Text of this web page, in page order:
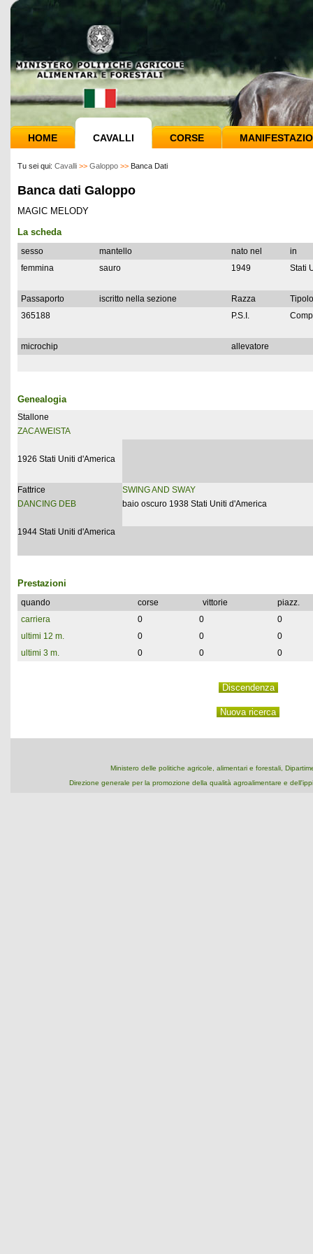
HOME CAVALLI CORSE
Tu sei qui: Cavalli >> Galoppo >> Banca Dati
Banca dati Galoppo
MAGIC MELODY
La scheda
sesso mantello nato nel
in
femmina
sauro 1949 Stati
Passaporto iscritto nella sezione Razza
365188
P.S.I.
microchip allevatore
Genealogia
Stallone
ZACAWEISTA
1926 Stati Uniti d'America
Fattrice
DANCING DEB
1944 Stati Uniti d'America
SWING AND SWAY
baio oscuro 1938 Stati Uniti d'America
Prestazioni
quando corse vittorie
piazz.
carriera
0 0
0
ultimi 12 m.
0 0
0
ultimi 3 m.
0 0 0
Ministero delle politiche agricole, alimentari e forestali,
Direzione generale per la promozione della qualità agroalimentare e